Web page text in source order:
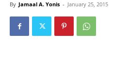
By Jamaal A. Yonis - January 25, 2015